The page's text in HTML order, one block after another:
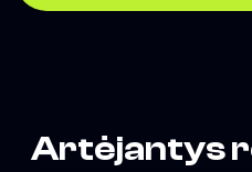
Artėjantys